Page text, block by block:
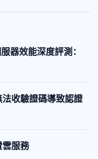
器效能深度評測：
收驗證碼導致認證
雲服務